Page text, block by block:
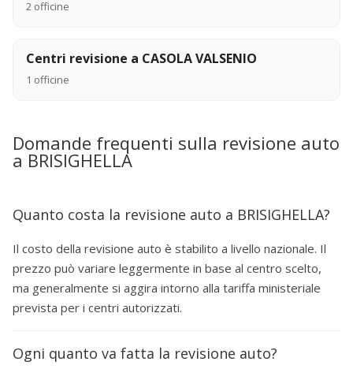
2 officine
Centri revisione a CASOLA VALSENIO
1 officine
Domande frequenti sulla revisione auto
a BRISIGHELLA
Quanto costa la revisione auto a BRISIGHELLA?
Il costo della revisione auto è stabilito a livello nazionale. Il
prezzo può variare leggermente in base al centro scelto,
ma generalmente si aggira intorno alla tariffa ministeriale
prevista per i centri autorizzati.
Ogni quanto va fatta la revisione auto?